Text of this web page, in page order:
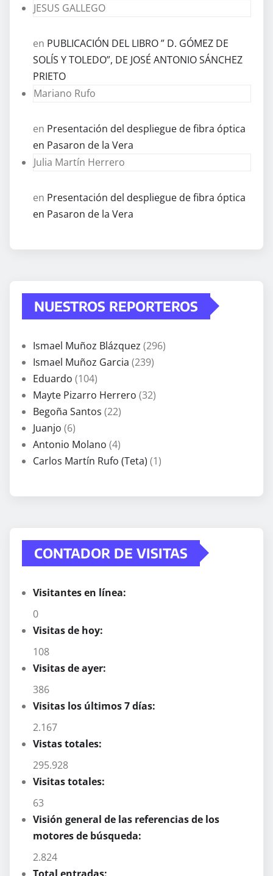
JESUS GALLEGO
en PUBLICACIÓN DEL LIBRO ” D. GÓMEZ DE
SOLÍS Y TOLEDO”, DE JOSÉ ANTONIO SÁNCHEZ
PRIETO
Mariano Rufo
en Presentación del despliegue de fibra óptica
en Pasaron de la Vera
Julia Martín Herrero
en Presentación del despliegue de fibra óptica
en Pasaron de la Vera
NUESTROS REPORTEROS
Ismael Muñoz Blázquez (296)
Ismael Muñoz Garcia (239)
Eduardo (104)
Mayte Pizarro Herrero (32)
Begoña Santos (22)
Juanjo (6)
Antonio Molano (4)
Carlos Martín Rufo (Teta) (1)
CONTADOR DE VISITAS
Visitantes en línea:
0
Visitas de hoy:
108
Visitas de ayer:
386
Visitas los últimos 7 días:
2.167
Vistas totales:
295.928
Visitas totales:
63
Visión general de las referencias de los
motores de búsqueda:
2.824